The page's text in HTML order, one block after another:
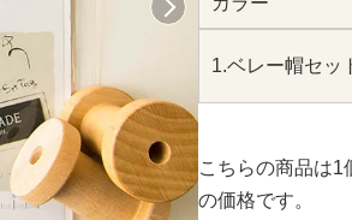
次へ
1.ベレー帽セッ
こちらの商品は1
の価格です。